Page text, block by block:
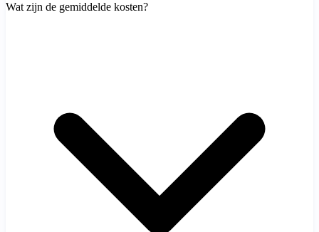
Wat zijn de gemiddelde kosten?